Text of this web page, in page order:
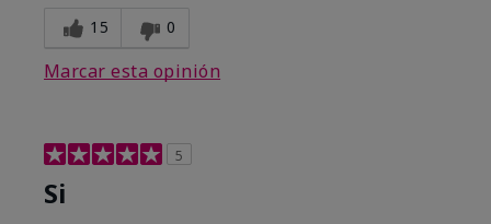
15 0
Marcar esta opinión
5
Si